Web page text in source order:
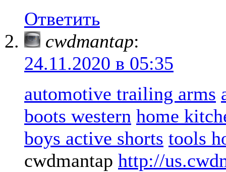
Ответить
cwdmantap:
24.11.2020 в 05:35
automotive trailing arms
boots western home
boys active shorts tools
cwdmantap http://